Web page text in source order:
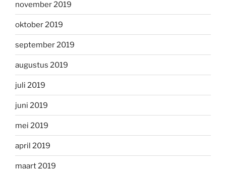
november 2019
oktober 2019
september 2019
augustus 2019
juli 2019
juni 2019
mei 2019
april 2019
maart 2019